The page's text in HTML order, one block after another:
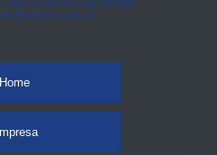
4523-3890
(11) 96848-
Home